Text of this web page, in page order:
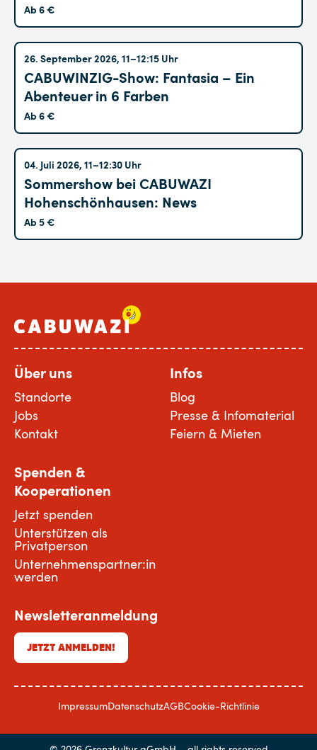
Ab 6 €
26. September 2026, 11–12:15 Uhr
CABUWINZIG-Show: Fantasia – Ein
Abenteuer in 6 Farben
Ab 6 €
04. Juli 2026, 11–12:30 Uhr
Sommershow bei CABUWAZI
Hohenschönhausen: News
Ab 5 €
Über uns
Standorte
Jobs
Kontakt
Infos
Blog
Presse & Infomaterial
Feiern & Mieten
Spenden &
Kooperationen
Jetzt spenden
Unterstützen als
Privatperson
Unternehmenspartner:in
werden
Newsletteranmeldung
JETZT ANMELDEN!
ImpressumDatenschutzAGBCookie-Richtlinie